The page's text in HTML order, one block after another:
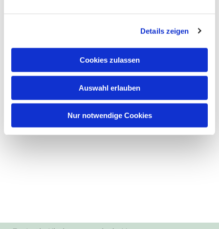
Details zeigen
Cookies zulassen
Auswahl erlauben
Nur notwendige Cookies